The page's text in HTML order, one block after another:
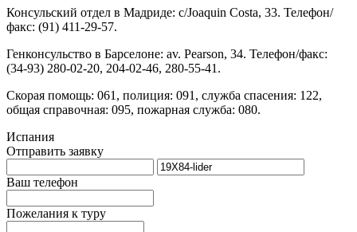
Консульский отдел в Мадриде: c/Joaquin Costa, 33. Телефон/
факс: (91) 411-29-57.
Генконсульство в Барселоне: av. Pearson, 34. Телефон/факс:
(34-93) 280-02-20, 204-02-46, 280-55-41.
Скорая помощь: 061, полиция: 091, служба спасения: 122,
общая справочная: 095, пожарная служба: 080.
Испания
Отправить заявку
Ваш телефон
Пожелания к туру